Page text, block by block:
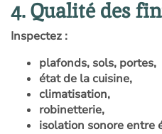
4. Qualité des
Inspectez :
plafonds, sols, portes,
état de la cuisine,
climatisation,
robinetterie,
isolation sonore entre